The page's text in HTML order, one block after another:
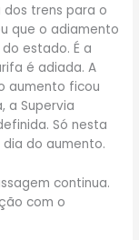
dos trens para o
que o adiamento
estado. É a
é adiada. A
aumento ficou
a Supervia
Só nesta
do aumento.
continua.
com o